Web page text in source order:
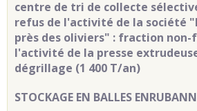
centre de tri de collecte
refus de l'activité de la société
près des oliviers" : fraction
l'activité de la presse
dégrillage (1 400 T/an)
STOCKAGE EN BALLES